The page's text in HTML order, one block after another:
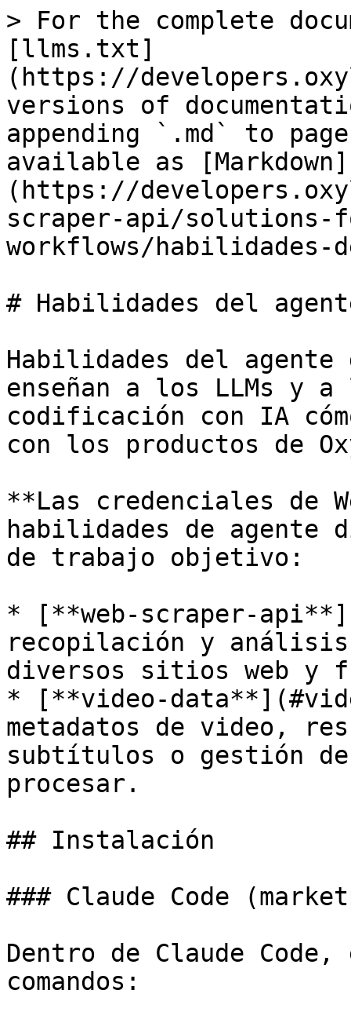
> For the complete
[llms.txt]
(https://
versions of
appending `.md` to
available as [Markdown]
(https://
scraper-api/
workflows/habilidades-
# Habilidades del
Habilidades del
enseñan a los LLMs y
codificación con IA
con los productos de
**Las credenciales de
habilidades de
de trabajo objetivo:
* [**web-scraper-
recopilación y análisis
diversos sitios web y
* [**video-
metadatos de video,
subtítulos o gestión de
procesar.
## Instalación
### Claude Code
Dentro de Claude
comandos: